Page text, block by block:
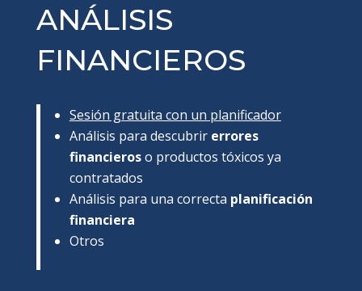
ANÁLISIS
FINANCIEROS
Sesión gratuita con un planificador
Análisis para descubrir errores
financieroso productos tóxicos ya
contratados
Análisis para una correcta planificación
financiera
Otros